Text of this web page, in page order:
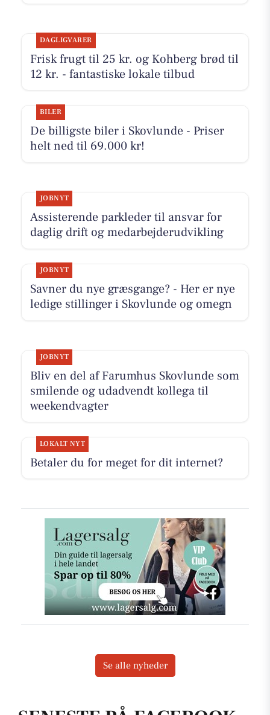
DAGLIGVARER
Frisk frugt til 25 kr. og Kohberg brød til
12 kr. - fantastiske lokale tilbud
BILER
De billigste biler i Skovlunde - Priser
helt ned til 69.000 kr!
JOBNYT
Assisterende parkleder til ansvar for
daglig drift og medarbejderudvikling
JOBNYT
Savner du nye græsgange? - Her er nye
ledige stillinger i Skovlunde og omegn
JOBNYT
Bliv en del af Farumhus Skovlunde som
smilende og udadvendt kollega til
weekendvagter
LOKALT NYT
Betaler du for meget for dit internet?
Se alle nyheder